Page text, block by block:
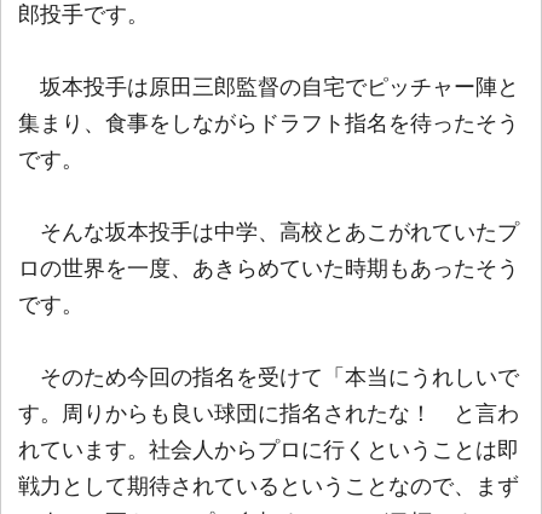
郎投手です。
坂本投手は原田三郎監督の自宅でピッチャー陣と
集まり、食事をしながらドラフト指名を待ったそう
です。
そんな坂本投手は中学、高校とあこがれていたプ
ロの世界を一度、あきらめていた時期もあったそう
です。
そのため今回の指名を受けて「本当にうれしいで
す。周りからも良い球団に指名されたな！ と言わ
れています。社会人からプロに行くということは即
戦力として期待されているということなので、まず